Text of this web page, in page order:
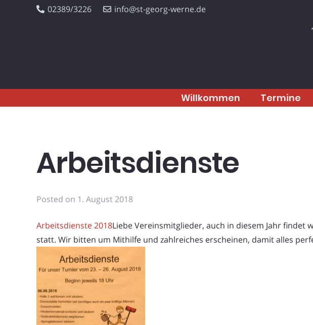
02389/3226 info@st-georg-werne.de
Willkommen Termine
Arbeitsdienste
Posted on 1. August 2018
Arbeitsdienste 2018Liebe Vereinsmitglieder, auch in diesem Jahr
statt. Wir bitten um Mithilfe und zahlreiches erscheinen, damit alles